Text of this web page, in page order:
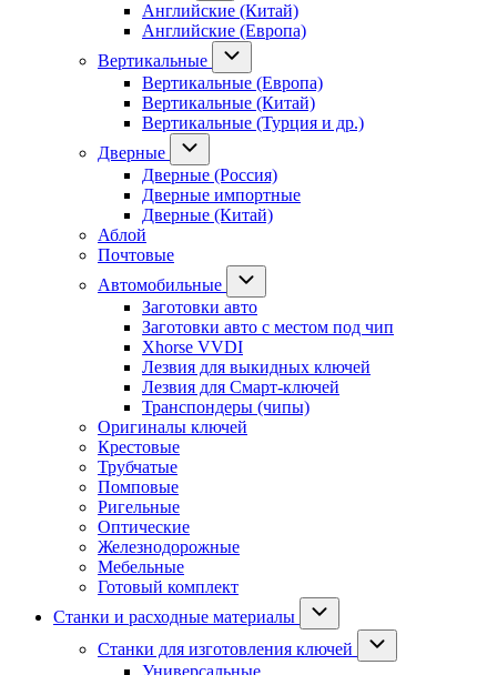
Английские (Китай)
Английские (Европа)
Вертикальные
Вертикальные (Европа)
Вертикальные (Китай)
Вертикальные (Турция и др.)
Дверные
Дверные (Россия)
Дверные импортные
Дверные (Китай)
Аблой
Почтовые
Автомобильные
Заготовки авто
Заготовки авто с местом под чип
Xhorse VVDI
Лезвия для выкидных ключей
Лезвия для Смарт-ключей
Транспондеры (чипы)
Оригиналы ключей
Крестовые
Трубчатые
Помповые
Ригельные
Оптические
Железнодорожные
Мебельные
Готовый комплект
Станки и расходные материалы
Станки для изготовления ключей